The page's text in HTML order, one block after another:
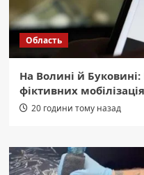
Область
На Волині й
фіктивних
20 години тому назад